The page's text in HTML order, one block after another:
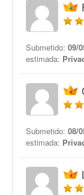
Submetido: 09/
estimada:
Submetido: 08/
estimada: